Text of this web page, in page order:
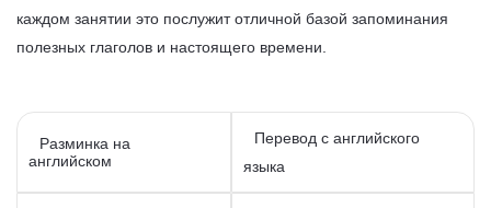
каждом занятии это послужит отличной базой запоминания
полезных глаголов и настоящего времени.
Разминка на
английском
Перевод с английского
языка